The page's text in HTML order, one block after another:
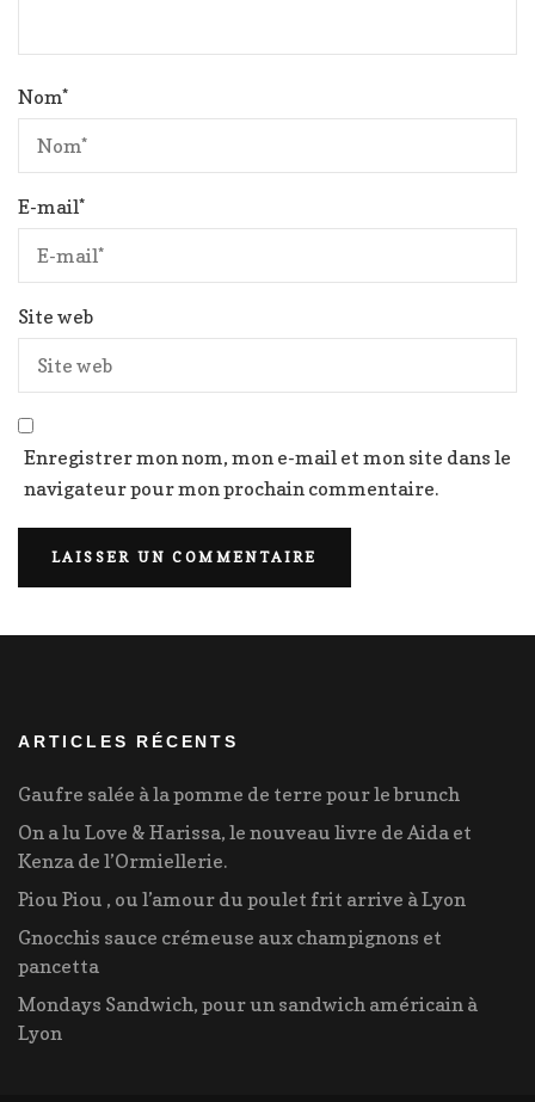
Nom*
E-mail*
Site web
Enregistrer mon nom, mon e-mail et mon site dans le
navigateur pour mon prochain commentaire.
ARTICLES RÉCENTS
Gaufre salée à la pomme de terre pour le brunch
On a lu Love & Harissa, le nouveau livre de Aida et
Kenza de l’Ormiellerie.
Piou Piou , ou l’amour du poulet frit arrive à Lyon
Gnocchis sauce crémeuse aux champignons et
pancetta
Mondays Sandwich, pour un sandwich américain à
Lyon